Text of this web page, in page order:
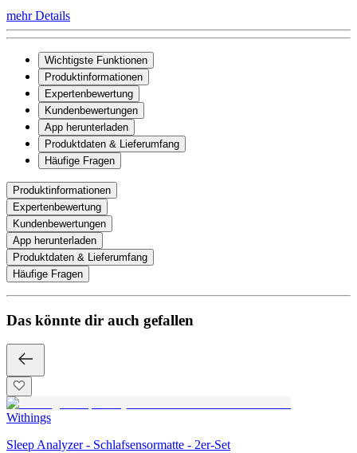
mehr Details
Wichtigste Funktionen
Produktinformationen
Expertenbewertung
Kundenbewertungen
App herunterladen
Produktdaten & Lieferumfang
Häufige Fragen
Produktinformationen
Expertenbewertung
Kundenbewertungen
App herunterladen
Produktdaten & Lieferumfang
Häufige Fragen
Das könnte dir auch gefallen
Withings
Sleep Analyzer - Schlafsensormatte - 2er-Set